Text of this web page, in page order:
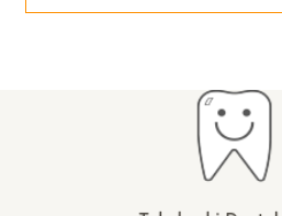
口腔内合併症の治療・予
科病診連携講習会に出席
2019/07/04 6月22日（土